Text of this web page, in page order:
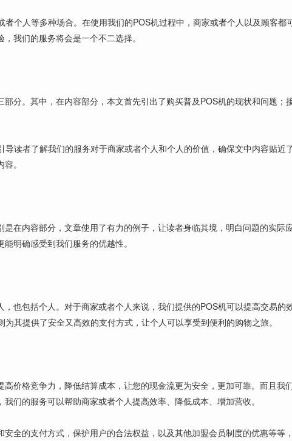
个人等多种场合。在使用我们的POS机过程中，商家或者个人以及顾客都
我们的服务将会是一个不二选择。
分。其中，在内容部分，本文首先引出了购买普及POS机的现状和问题
读者了解我们的服务对于商家或者个人和个人的价值，确保文中内容贴
。
在内容部分，文章使用了有力的例子，让读者身临其境，明白问题的实
明确感受到我们服务的优越性。
也包括个人。对于商家或者个人来说，我们提供的POS机可以提高交易
其提供了安全又高效的支付方式，让个人可以享受到便利的购物之旅。
价格竞争力，降低结算成本，让您的现金流更为安全，更加可靠。而且
们的服务可以帮助商家或者个人提高效率、降低成本、增加营收。
全的支付方式，保护用户的合法权益，以及其他加盟会员制度的优惠等